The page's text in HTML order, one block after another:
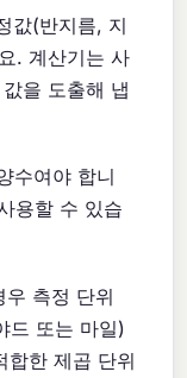
값(반지름, 지
. 계산기는 사
을 도출해 냅
수여야 합니
용할 수 있습
우 측정 단위
드 또는 마일)
합한 제곱 단위